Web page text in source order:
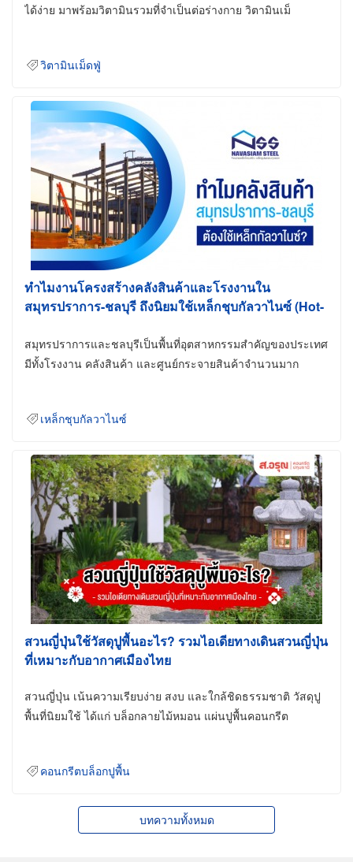
ได้ง่าย มาพร้อมวิตามินรวมที่จำเป็นต่อร่างกาย วิตามินเม็
วิตามินเม็ดฟู่
ทำไมงานโครงสร้างคลังสินค้าและโรงงานใน
สมุทรปราการ-ชลบุรี ถึงนิยมใช้เหล็กชุบกัลวาไนซ์ (Hot-
สมุทรปราการและชลบุรีเป็นพื้นที่อุตสาหกรรมสำคัญของประเทศ
มีทั้งโรงงาน คลังสินค้า และศูนย์กระจายสินค้าจำนวนมาก
เหล็กชุบกัลวาไนซ์
สวนญี่ปุ่นใช้วัสดุปูพื้นอะไร? รวมไอเดียทางเดินสวนญี่ปุ่น
ที่เหมาะกับอากาศเมืองไทย
สวนญี่ปุ่น เน้นความเรียบง่าย สงบ และใกล้ชิดธรรมชาติ วัสดุปู
พื้นที่นิยมใช้ ได้แก่ บล็อกลายไม้หมอน แผ่นปูพื้นคอนกรีต
คอนกรีตบล็อกปูพื้น
บทความทั้งหมด